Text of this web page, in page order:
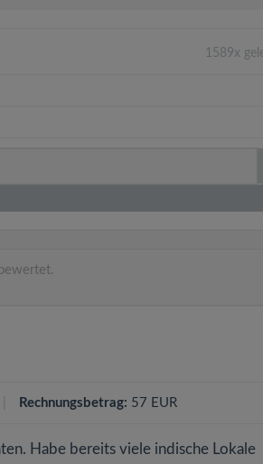
1589x
Rechnungsbetrag: 57 EUR
Habe bereits viele indische Lokale